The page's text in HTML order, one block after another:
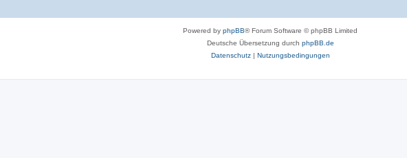
Powered by phpBB® Forum Software © phpBB Limited
Deutsche Übersetzung durch phpBB.de
Datenschutz| Nutzungsbedingungen